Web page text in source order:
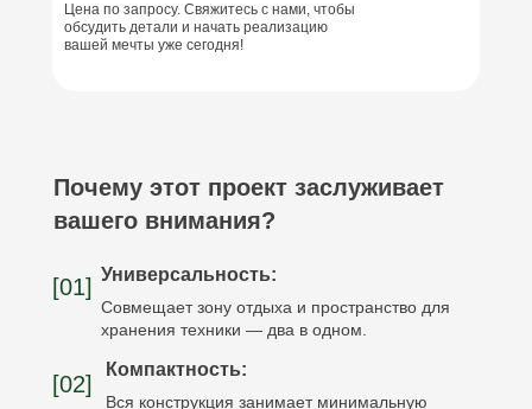
Цена по запросу. Свяжитесь с нами, чтобы
обсудить детали и начать реализацию
вашей мечты уже сегодня!
Почему этот проект заслуживает
вашего внимания?
Компактность:
Вся конструкция занимает минимальную
[02]
Совмещает зону отдыха и пространство для
хранения техники — два в одном.
Универсальность:
[01]